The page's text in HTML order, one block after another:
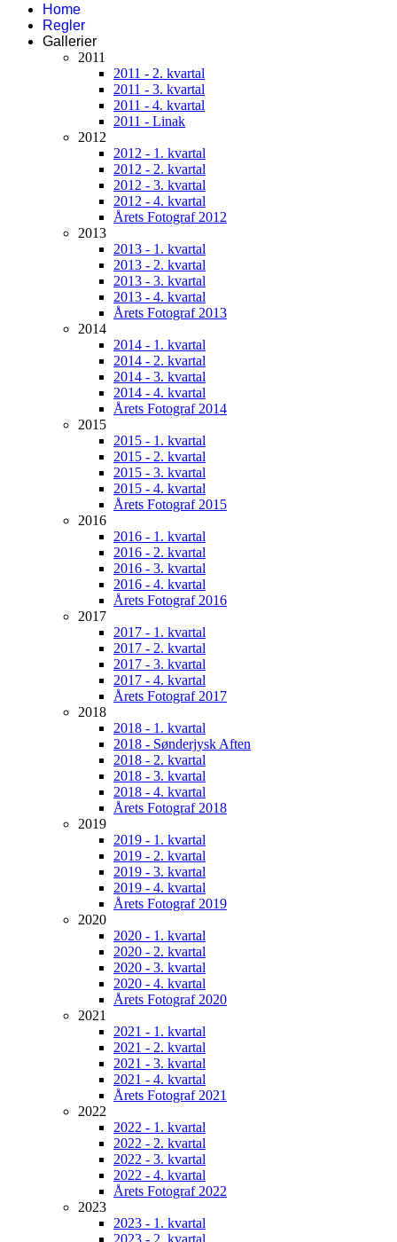
Home
Regler
Gallerier
2011
2011 - 2. kvartal
2011 - 3. kvartal
2011 - 4. kvartal
2011 - Linak
2012
2012 - 1. kvartal
2012 - 2. kvartal
2012 - 3. kvartal
2012 - 4. kvartal
Årets Fotograf 2012
2013
2013 - 1. kvartal
2013 - 2. kvartal
2013 - 3. kvartal
2013 - 4. kvartal
Årets Fotograf 2013
2014
2014 - 1. kvartal
2014 - 2. kvartal
2014 - 3. kvartal
2014 - 4. kvartal
Årets Fotograf 2014
2015
2015 - 1. kvartal
2015 - 2. kvartal
2015 - 3. kvartal
2015 - 4. kvartal
Årets Fotograf 2015
2016
2016 - 1. kvartal
2016 - 2. kvartal
2016 - 3. kvartal
2016 - 4. kvartal
Årets Fotograf 2016
2017
2017 - 1. kvartal
2017 - 2. kvartal
2017 - 3. kvartal
2017 - 4. kvartal
Årets Fotograf 2017
2018
2018 - 1. kvartal
2018 - Sønderjysk Aften
2018 - 2. kvartal
2018 - 3. kvartal
2018 - 4. kvartal
Årets Fotograf 2018
2019
2019 - 1. kvartal
2019 - 2. kvartal
2019 - 3. kvartal
2019 - 4. kvartal
Årets Fotograf 2019
2020
2020 - 1. kvartal
2020 - 2. kvartal
2020 - 3. kvartal
2020 - 4. kvartal
Årets Fotograf 2020
2021
2021 - 1. kvartal
2021 - 2. kvartal
2021 - 3. kvartal
2021 - 4. kvartal
Årets Fotograf 2021
2022
2022 - 1. kvartal
2022 - 2. kvartal
2022 - 3. kvartal
2022 - 4. kvartal
Årets Fotograf 2022
2023
2023 - 1. kvartal
2023 - 2. kvartal